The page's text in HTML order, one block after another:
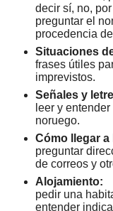
decir sí, no,
preguntar el
procedencia
Situaciones
frases útiles
imprevistos.
Señales y
leer y
noruego.
Cómo llegar
preguntar
de correos y
Alojamiento:
pedir una
entender